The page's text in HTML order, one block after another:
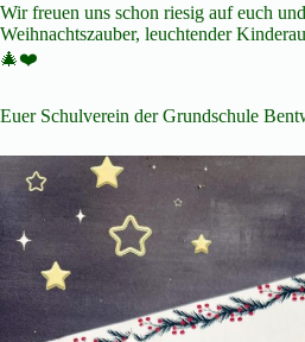
Wir freuen uns schon riesig auf euch
Weihnachtszauber, leuchtender
🎄❤️
Euer Schulverein der Grundschule